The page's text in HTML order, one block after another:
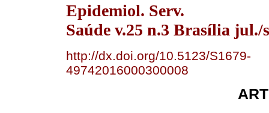
Epidemiol. Serv.
Saúde v.25 n.3 Brasília jul./
http://dx.doi.org/10.5123/S1679-
49742016000300008